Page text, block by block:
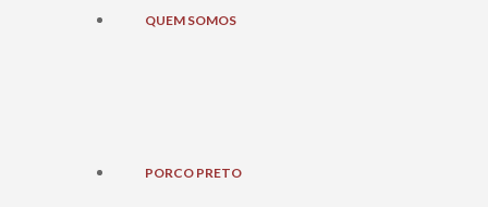
QUEM SOMOS
PORCO PRETO